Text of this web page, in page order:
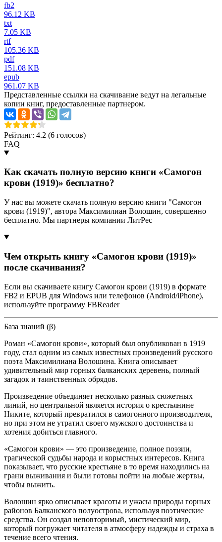
fb2
96.12 KB
txt
7.05 KB
rtf
105.36 KB
pdf
151.08 KB
epub
961.07 KB
Представленные ссылки на скачивание ведут на легальные
копии книг, предоставленные партнером.
Рейтинг: 4.2 (6 голосов)
FAQ
Как скачать полную версию книги «Самогон
крови (1919)» бесплатно?
У нас вы можете скачать полную версию книги "Самогон
крови (1919)", автора Максимилиан Волошин, совершенно
бесплатно. Мы партнеры компании ЛитРес
Чем открыть книгу «Самогон крови (1919)»
после скачивания?
Если вы скачиваете книгу Самогон крови (1919) в формате
FB2 и EPUB для Windows или телефонов (Android/iPhone),
используйте программу FBReader
База знаний (β)
Роман «Самогон крови», который был опубликован в 1919
году, стал одним из самых известных произведений русского
поэта Максимилиана Волошина. Книга описывает
удивительный мир горных балканских деревень, полный
загадок и таинственных обрядов.
Произведение объединяет несколько разных сюжетных
линий, но центральной является история о крестьянине
Никите, который превратился в самогонного производителя,
но при этом не утратил своего мужского достоинства и
хотения добиться главного.
«Самогон крови» — это произведение, полное поэзии,
трагической судьбы народа и корыстных интересов. Книга
показывает, что русские крестьяне в то время находились на
грани выживания и были готовы пойти на любые жертвы,
чтобы выжить.
Волошин ярко описывает красоты и ужасы природы горных
районов Балканского полуострова, используя поэтические
средства. Он создал неповторимый, мистический мир,
который погружает читателя в атмосферу надежды и страха в
течение всего чтения.